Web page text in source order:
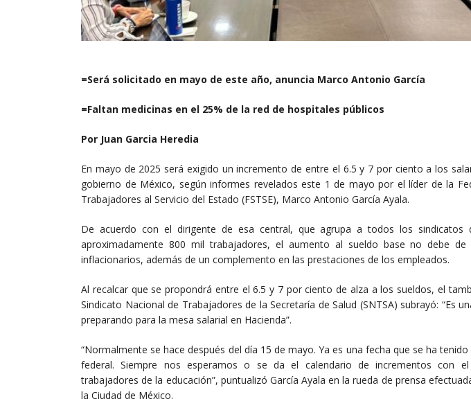
=Será solicitado en mayo de este año, anuncia Marco Antonio García
=Faltan medicinas en el 25% de la red de hospitales públicos
Por Juan Garcia Heredia
En mayo de 2025 será exigido un incremento de entre el 6.5 y 7 por ciento a los
gobierno de México, según informes revelados este 1 de mayo por el líder de la
Trabajadores al Servicio del Estado (FSTSE), Marco Antonio García Ayala.
De acuerdo con el dirigente de esa central, que agrupa a todos los sindicatos
aproximadamente 800 mil trabajadores, el aumento al sueldo base no debe
inflacionarios, además de un complemento en las prestaciones de los empleados.
Al recalcar que se propondrá entre el 6.5 y 7 por ciento de alza a los sueldos, el
Sindicato Nacional de Trabajadores de la Secretaría de Salud (SNTSA) subrayó: “Es
preparando para la mesa salarial en Hacienda”.
“Normalmente se hace después del día 15 de mayo. Ya es una fecha que se ha
federal. Siempre nos esperamos o se da el calendario de incrementos con
trabajadores de la educación”, puntualizó García Ayala en la rueda de prensa
la Ciudad de México.